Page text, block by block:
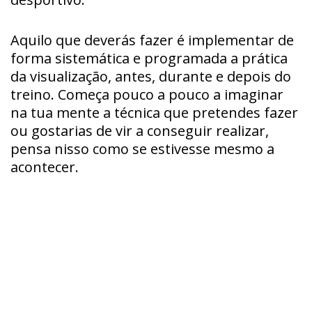
Aquilo que deverás fazer é implementar de
forma sistemática e programada a prática
da visualização, antes, durante e depois do
treino. Começa pouco a pouco a imaginar
na tua mente a técnica que pretendes fazer
ou gostarias de vir a conseguir realizar,
pensa nisso como se estivesse mesmo a
acontecer.